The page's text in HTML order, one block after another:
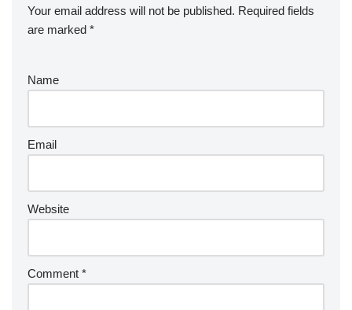
Your email address will not be published. Required fields
are marked *
Name
Email
Website
Comment *